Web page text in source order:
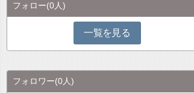
フォロー(0人)
一覧を見る
フォロワー(0人)